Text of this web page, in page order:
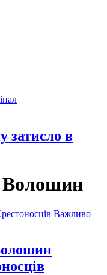
затисло в
Волошин
Важливо